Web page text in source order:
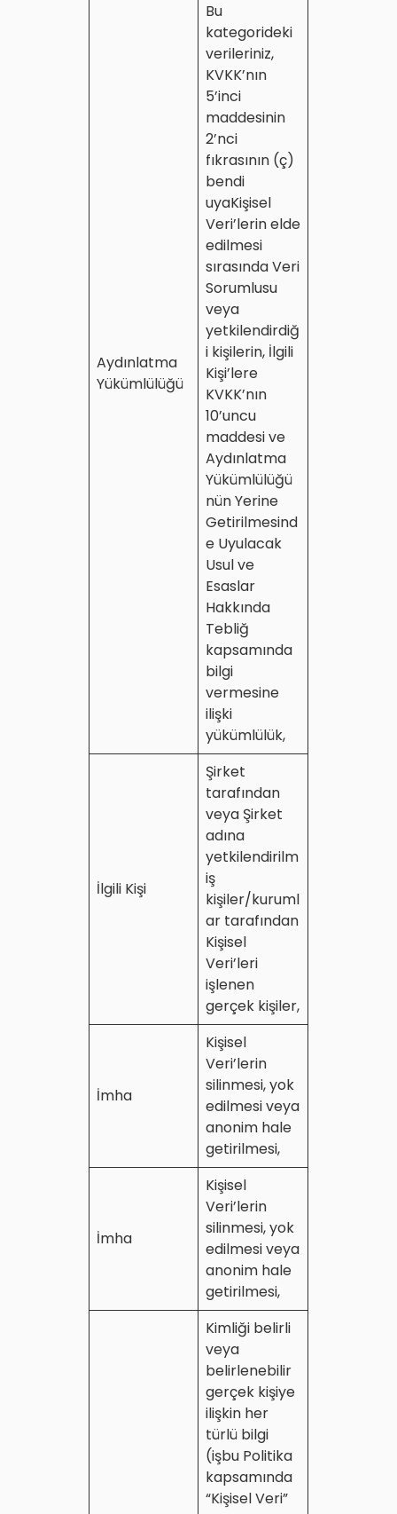
Aydınlatma
Yükümlülüğü
Bu
kategorideki
verileriniz,
KVKK’nın
5’inci
maddesinin
2’nci
fıkrasının (ç)
bendi
uyaKişisel
Veri’lerin elde
edilmesi
sırasında Veri
Sorumlusu
veya
yetkilendirdiğ
i kişilerin, İlgili
Kişi’lere
KVKK’nın
10’uncu
maddesi ve
Aydınlatma
Yükümlülüğü
nün Yerine
Getirilmesind
e Uyulacak
Usul ve
Esaslar
Hakkında
Tebliğ
kapsamında
bilgi
vermesine
ilişki
yükümlülük,
İlgili Kişi
Şirket
tarafından
veya Şirket
adına
yetkilendirilm
iş
kişiler/kuruml
ar tarafından
Kişisel
Veri’leri
işlenen
gerçek kişiler,
İmha
Kişisel
Veri’lerin
silinmesi, yok
edilmesi veya
anonim hale
getirilmesi,
İmha
Kişisel
Veri’lerin
silinmesi, yok
edilmesi veya
anonim hale
getirilmesi,
Kimliği belirli
veya
belirlenebilir
gerçek kişiye
ilişkin her
türlü bilgi
(işbu Politika
kapsamında
“Kişisel Veri”